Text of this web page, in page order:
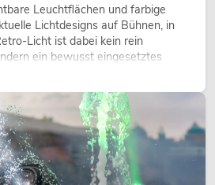
Class-D-
Leuchtflächen und farbige
Lichtdesigns auf Bühnen, in
Licht ist dabei kein rein
ein bewusst eingesetztes
Atmosphäre, gibt Szenen